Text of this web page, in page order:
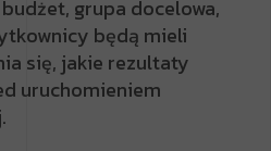
grupa docelowa,
będą mieli
się, jakie rezultaty
uruchomieniem